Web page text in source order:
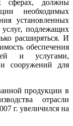
сферах, должны
необходимых
установленных
подлежащих
расширяться. И
обеспечения
и услугами,
сооружений для
продукции в
отрасли
г. увеличился на